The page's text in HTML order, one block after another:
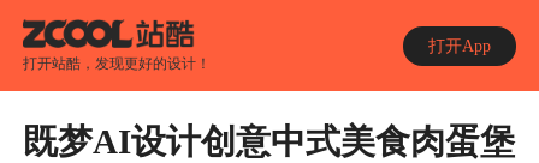
打开站酷，发现更好的设计！
打开App
既梦AI设计创意中式美食肉蛋堡